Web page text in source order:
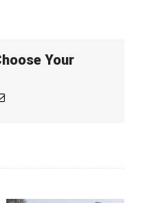
Your
Email